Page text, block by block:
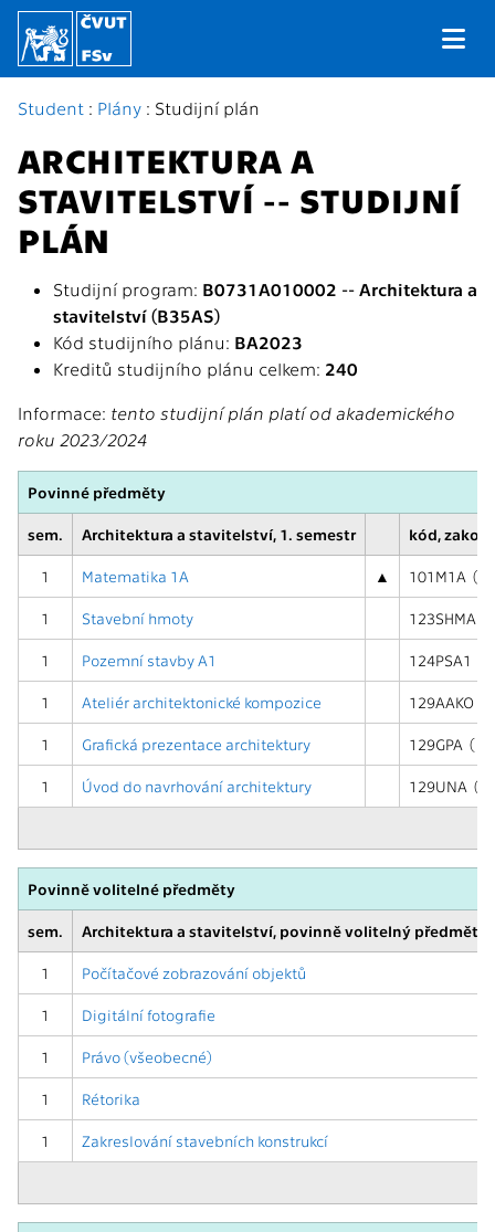
Student : Plány : Studijní plán
ARCHITEKTURA A
STAVITELSTVÍ -- STUDIJNÍ
PLÁN
Studijní program: B0731A010002 -- Architektura a
stavitelství (B35AS)
Kód studijního plánu: BA2023
Kreditů studijního plánu celkem: 240
Informace: tento studijní plán platí od akademického
roku 2023/2024
Povinné předměty
sem. Architektura a stavitelství, 1. semestr kód,
1 Matematika 1A ▲ 101M1A (
1 Stavební hmoty 123SHMA (
1 Pozemní stavby A1 124PSA1 (
1 Ateliér architektonické kompozice 129AAKO (
1 Grafická prezentace architektury 129GPA (
1 Úvod do navrhování architektury 129UNA (
Povinně volitelné předměty
sem. Architektura a stavitelství, povinně volitelný předmět,
1 Počítačové zobrazování objektů
1 Digitální fotografie
1 Právo (všeobecné)
1 Rétorika
1 Zakreslování stavebních konstrukcí